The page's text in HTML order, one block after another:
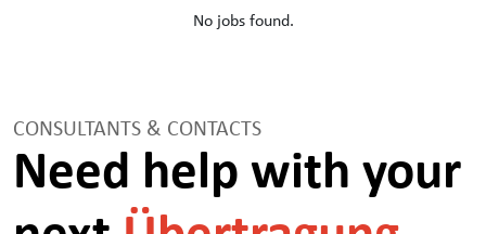
No jobs found.
CONSULTANTS & CONTACTS
Need help with your